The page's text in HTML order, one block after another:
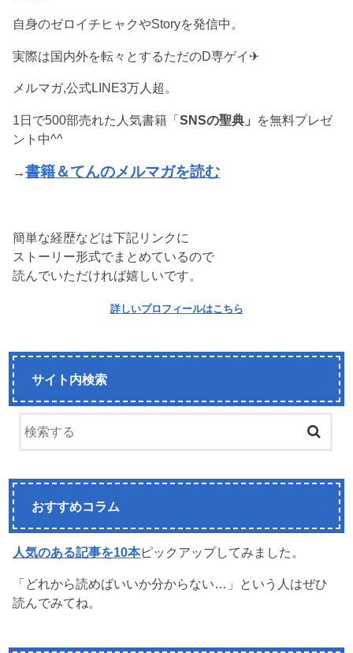
自身のゼロイチヒャクやStoryを発信中。
実際は国内外を転々とするただのD専ゲイ✈︎
メルマガ,公式LINE3万人超。
1日で500部売れた人気書籍「SNSの聖典」 を無料プレゼ
ント中^^
→書籍＆てんのメルマガを読む
簡単な経歴などは下記リンクに
ストーリー形式でまとめているので
読んでいただければ嬉しいです。
詳しいプロフィールはこちら
サイト内検索
おすすめコラム
人気のある記事を10本ピックアップしてみました。
「どれから読めばいいか分からない…」という人はぜひ
読んでみてね。